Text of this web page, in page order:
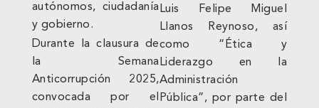
autónomos, ciudadanía
y gobierno.
Durante la clausura de
la Semana
Anticorrupción 2025,
convocada por el
Luis Felipe Miguel
Llanos Reynoso, así
como “Ética y
Liderazgo en la
Administración
Pública”, por parte del